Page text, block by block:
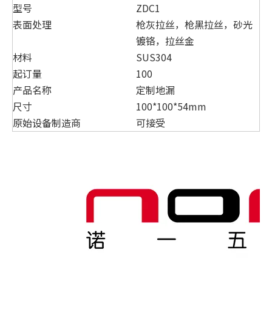
型号
ZDC1
表面处理
枪灰拉丝，枪黑拉丝，砂光
镀铬，拉丝金
材料
SUS304
起订量
100
产品名称
定制地漏
尺寸
100*100*54mm
原始设备制造商
可接受